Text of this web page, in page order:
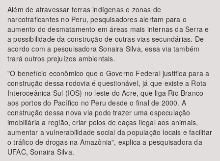
Além de atravessar terras indígenas e zonas de
narcotraficantes no Peru, pesquisadores alertam para o
aumento do desmatamento em áreas mais internas da Serra e
a possibilidade da construção de outras vias secundárias. De
acordo com a pesquisadora Sonaira Silva, essa via também
trará outros prejuízos ambientais.
"O benefício econômico que o Governo Federal justifica para a
construção dessa rodovia é questionável, já que existe a Rota
Interoceânica Sul (IOS) no leste do Acre, que liga Rio Branco
aos portos do Pacífico no Peru desde o final de 2000. A
construção dessa nova via pode trazer uma especulação
imobiliária a região, criar polos de caças ilegal aos animais,
aumentar a vulnerabilidade social da população locais e facilitar
o tráfico de drogas na Amazônia", explica a pesquisadora da
UFAC, Sonaira Silva.